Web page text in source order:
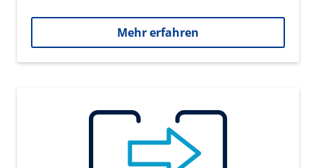
Mehr erfahren